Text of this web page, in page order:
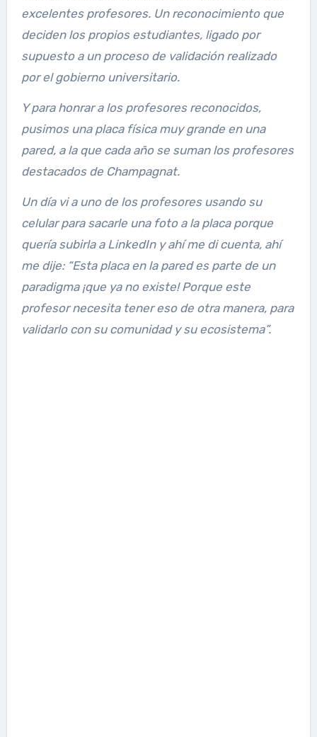
excelentes profesores. Un reconocimiento que
deciden los propios estudiantes, ligado por
supuesto a un proceso de validación realizado
por el gobierno universitario.
Y para honrar a los profesores reconocidos,
pusimos una placa física muy grande en una
pared, a la que cada año se suman los profesores
destacados de Champagnat.
Un día vi a uno de los profesores usando su
celular para sacarle una foto a la placa porque
quería subirla a LinkedIn y ahí me di cuenta, ahí
me dije: “Esta placa en la pared es parte de un
paradigma ¡que ya no existe! Porque este
profesor necesita tener eso de otra manera, para
validarlo con su comunidad y su ecosistema”.